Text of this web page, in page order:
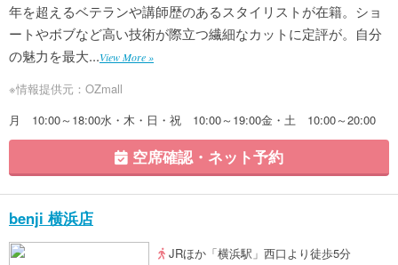
年を超えるベテランや講師歴のあるスタイリストが在籍。ショ
ートやボブなど高い技術が際立つ繊細なカットに定評が。自分
の魅力を最大...View More »
※情報提供元：OZmall
月 10:00～18:00水・木・日・祝 10:00～19:00金・土 10:00～20:00
空席確認・ネット予約
benji 横浜店
JRほか「横浜駅」西口より徒歩5分